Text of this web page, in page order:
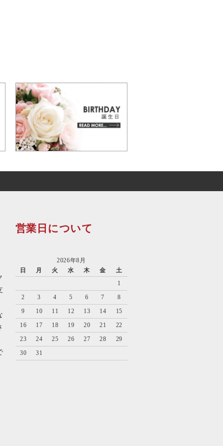
営業日について
2026年8月
日
月 火 水 木 金
土
1
2
3 4 5 6 7
8
9
10 11 12 13 14
15
16
17 18 19 20 21
22
23
24 25 26 27 28
29
30
31